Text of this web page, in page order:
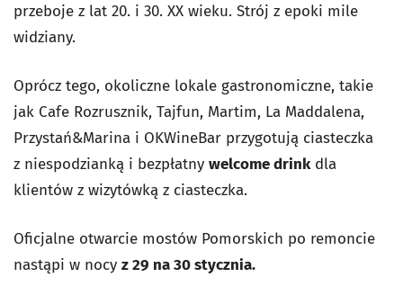
przeboje z lat 20. i 30. XX wieku. Strój z epoki mile
widziany.
Oprócz tego, okoliczne lokale gastronomiczne, takie
jak Cafe Rozrusznik, Tajfun, Martim, La Maddalena,
Przystań&Marina i OKWineBar przygotują ciasteczka
z niespodzianką i bezpłatny welcome drinkdla
klientów z wizytówką z ciasteczka.
Oficjalne otwarcie mostów Pomorskich po remoncie
nastąpi w nocy z 29 na 30 stycznia.